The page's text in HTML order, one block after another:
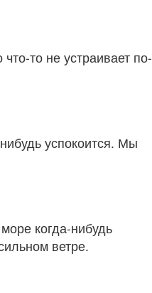
то не устраивает по-
успокоится. Мы
когда-нибудь
ветре.